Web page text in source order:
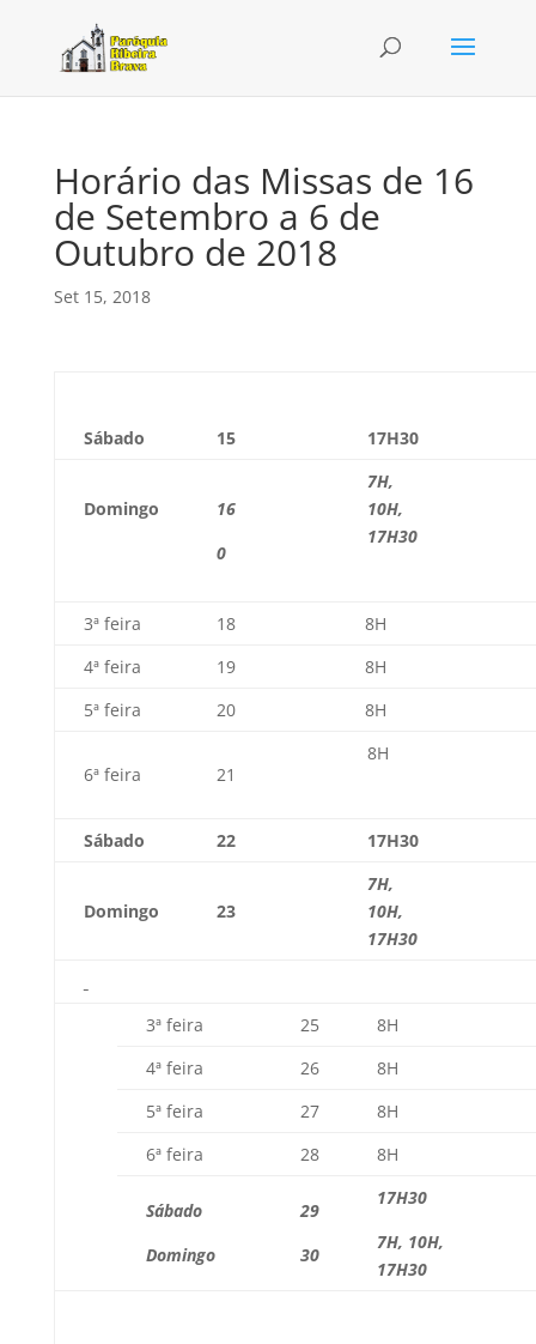
Horário das Missas de 16
de Setembro a 6 de
Outubro de 2018
Set 15, 2018
Sábado 15 17H30
Domingo
16
0
7H,
10H,
17H30
3ª feira 18
8H
4ª feira
19
8H
5ª feira
20 8H
6ª feira 21
8H
Sábado 22 17H30
Domingo 23
7H,
10H,
17H30
3ª feira 25
8H
4ª feira
26
8H
5ª feira
27
8H
6ª feira
28 8H
Sábado
Domingo
29
30
17H30
7H, 10H,
17H30